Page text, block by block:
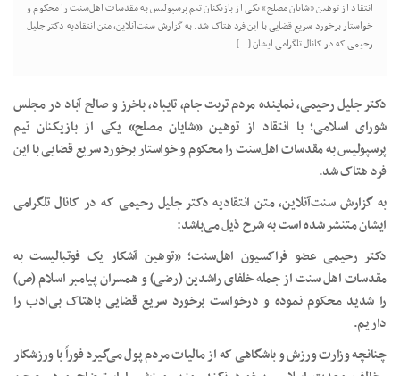
انتقاد از توهین «شایان مصلح» یکی از بازیکنان تیم پرسپولیس به مقدسات اهل‌سنت را محکوم و
خواستار برخورد سریع قضایی با این فرد هتاک شد. به گزارش سنت‌آنلاین، متن انتقادیه دکتر جلیل
رحیمی که در کانال تلگرامی ایشان […]
دکتر جلیل رحیمی، نماينده مردم تربت جام، تايباد، باخرز و صالح آباد در مجلس
شورای اسلامی؛ با انتقاد از توهین «شایان مصلح» یکی از بازیکنان تیم
پرسپولیس به مقدسات اهل‌سنت را محکوم و خواستار برخورد سریع قضایی با این
فرد هتاک شد.
به گزارش سنت‌آنلاین، متن انتقادیه دکتر جلیل رحیمی که در کانال تلگرامی
ایشان متنشر شده است به شرح ذیل می‌باشد:
دکتر رحیمی عضو فراکسیون اهل‌سنت؛ «توهین آشکار یک فوتبالیست به
مقدسات اهل سنت از جمله خلفای راشدین (رضی) و همسران پیامبر اسلام (ص)
را شدید محکوم نموده و درخواست برخورد سریع قضایی باهتاک بی‌ادب را
داریم.
چنانچه وزارت ورزش و باشگاهی که از مالیات مردم پول می‌گیرد فوراً با ورزشکار